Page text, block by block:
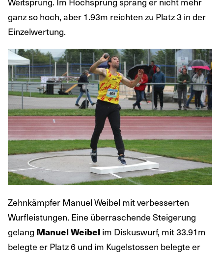
ganz so hoch, aber 1.93m reichten zu Platz 3 in der
Einzelwertung.
Zehnkämpfer Manuel Weibel mit verbesserten
Wurfleistungen. Eine überraschende Steigerung
gelang Manuel Weibel im Diskuswurf, mit 33.91m
belegte er Platz 6 und im Kugelstossen belegte er